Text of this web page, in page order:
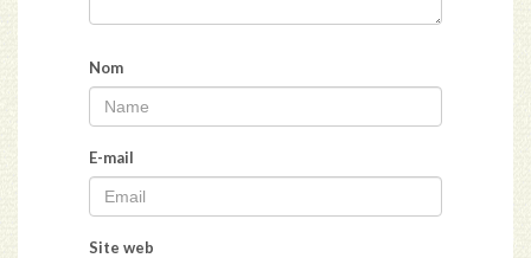
Nom
E-mail
Site web